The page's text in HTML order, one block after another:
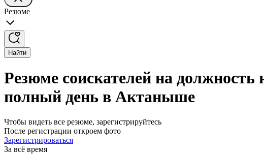
Резюме
Найти
Резюме соискателей на
полный день в Актаныше
Чтобы видеть все резюме, зарегистрируйтесь
После регистрации откроем фото
Зарегистрироваться
За всё время